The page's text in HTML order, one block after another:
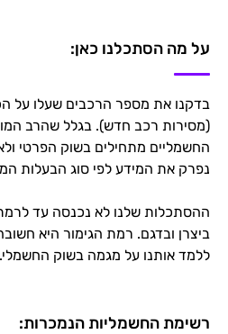
על מה הסתכלנו כאן:
בדקנו את מספר הרכבים שעלו על
(מסירות רכב חדש). בגלל שהרב
החשמליים מתחילים בשוק הפרטי
נפרק את המידע לפי סוג הבעלות
ההסתכלות שלנו לא נכנסה עד
ביצרן ובדגם. רמת הגימור היא
ללמד אותנו על מגמה בשוק החשמלי.
רשימת החשמליות הנמכרות: